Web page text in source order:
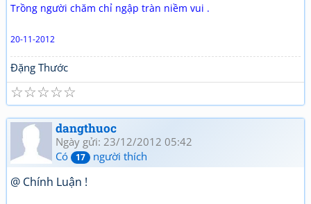
Trồng người chăm chỉ ngập tràn niềm vui .
20-11-2012
Đặng Thước
☆
☆
☆
☆
☆
dangthuoc
Ngày gửi: 23/12/2012 05:42
Có
17 người thích
@ Chính Luận !